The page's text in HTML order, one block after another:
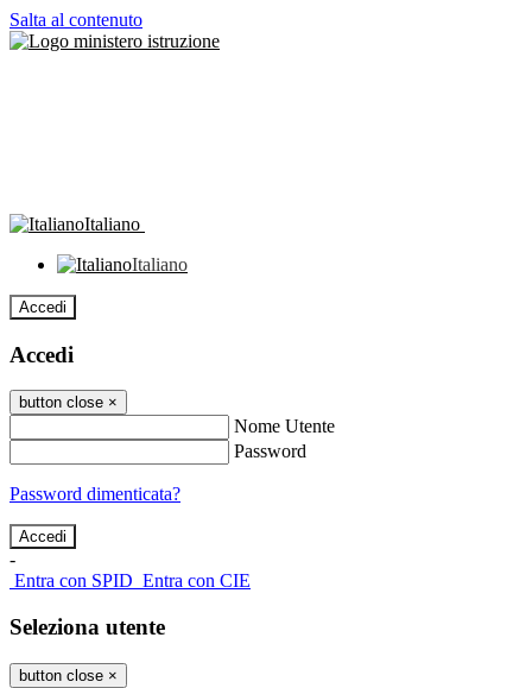
Salta al contenuto
Italiano
Italiano
Accedi
Accedi
button close ×
Nome Utente
Password
Password dimenticata?
-
Entra con SPID Entra con CIE
Seleziona utente
button close ×